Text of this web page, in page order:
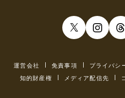
運営会社 免責事項 プライバシ
知的財産権
メディア配信先